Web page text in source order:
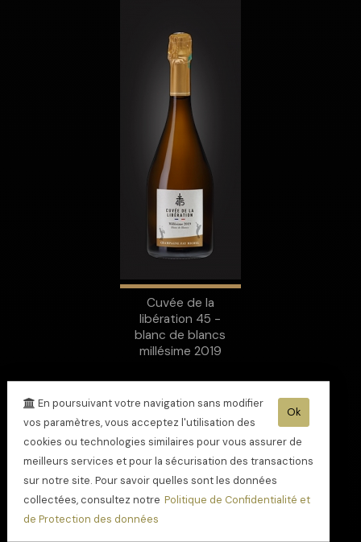
Cuvée de la
libération 45 -
blanc de blancs
millésime 2019
Ok
En poursuivant votre navigation sans modifier
vos paramètres, vous acceptez l'utilisation des
cookies ou technologies similaires pour vous assurer de
meilleurs services et pour la sécurisation des transactions
sur notre site. Pour savoir quelles sont les données
collectées, consultez notre Politique de Confidentialité et
de Protection des données